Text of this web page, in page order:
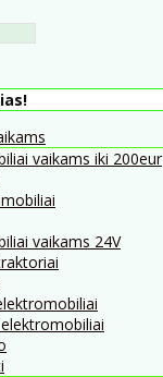
vaikams iki 200eur
vaikams 24V